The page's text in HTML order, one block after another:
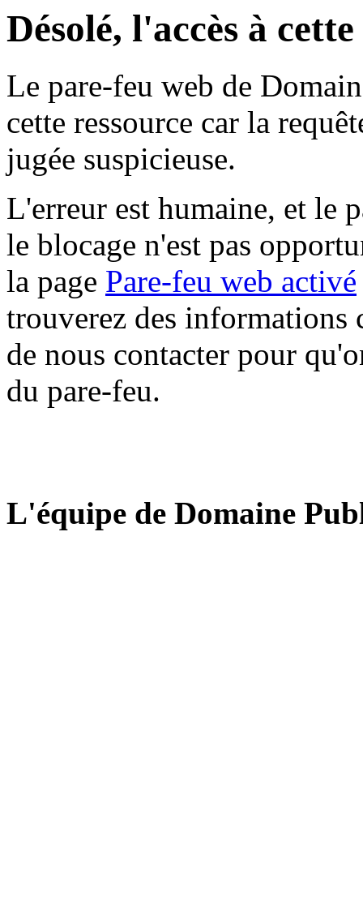
Désolé, l'accès à
Le pare-feu web de
cette ressource car la
jugée suspicieuse.
L'erreur est humaine, et le
le blocage n'est pas
la page Pare-feu web activé
trouverez des informations
de nous contacter pour
du pare-feu.
L'équipe de Domaine